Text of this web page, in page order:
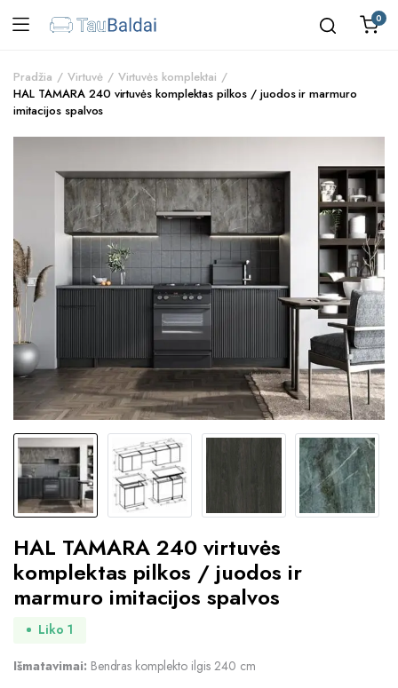
0
Pradžia Virtuvė
Virtuvės komplektai
HAL TAMARA 240 virtuvės komplektas pilkos / juodos ir marmuro
imitacijos spalvos
HAL TAMARA 240 virtuvės
komplektas pilkos / juodos ir
marmuro imitacijos spalvos
Liko 1
Išmatavimai: Bendras komplekto ilgis 240 cm